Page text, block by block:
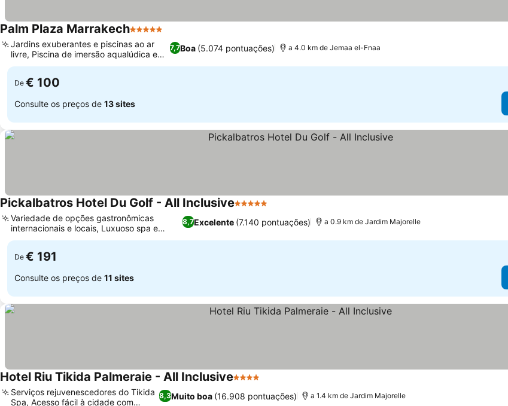
Palm Plaza Marrakech5 Estrelas
7,7Boa (5.074 pontuações)
Jardins exuberantes e piscinas ao ar
livre, Piscina de imersão aqualúdica e
spa
a 4.0 km de Jemaa el-Fnaa
De € 100
Consulte os preços de 13 sites
Pickalbatros Hotel Du Golf - All Inclusive5 Estrelas
8,7Excelente (7.140 pontuações)
Variedade de opções gastronômicas
internacionais e locais, Luxuoso spa e
hammam de 5000m²
a 0.9 km de Jardim Majorelle
De € 191
Consulte os preços de 11 sites
Hotel Riu Tikida Palmeraie - All Inclusive4 Estrelas
8,3Muito boa (16.908 pontuações)
Serviços rejuvenescedores do Tikida
Spa, Acesso fácil à cidade com
a 1.4 km de Jardim Majorelle